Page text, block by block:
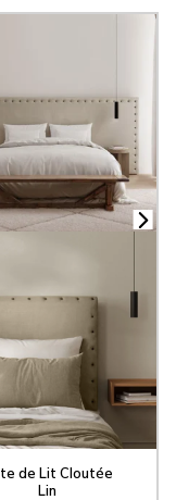
afin de
En
nos
confort et une
Ils sont
fournir un
le haut de
ou la
plus
en France
à la
têtes de lit
comme le
l’écru, et bien
lit rembourrée
éléments de
nos rideaux,
chemins de
de la
sans
ainsi que de
atteindre
de Lit Cloutée
Lin